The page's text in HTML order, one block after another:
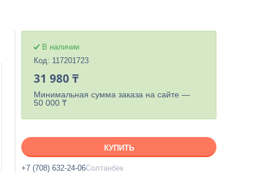
В наличии
Код: 117201723
31 980 ₸
Минимальная сумма заказа на сайте —
50 000 ₸
КУПИТЬ
+7 (708) 632-24-06Солтанбек